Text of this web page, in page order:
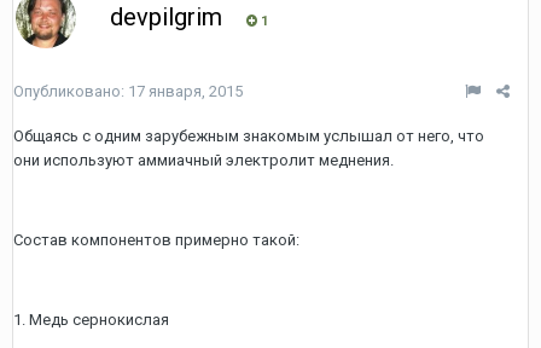
devpilgrim 1
Опубликовано: 17 января, 2015
Общаясь с одним зарубежным знакомым услышал от него, что
они используют аммиачный электролит меднения.
Состав компонентов примерно такой:
1. Медь сернокислая